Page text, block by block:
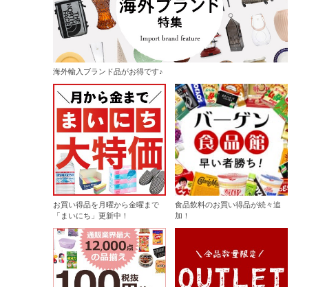
海外輸入ブランド品がお得です♪
お買い得品を月曜から金曜まで
「まいにち」更新中！
食品飲料のお買い得品が続々追
加！